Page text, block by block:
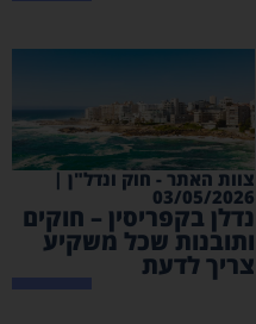
צוות האתר - חוק ונדל"ן |
03/05/2026
נדלן בקפריסין – חוקים
ותובנות שכל משקיע
צריך לדעת